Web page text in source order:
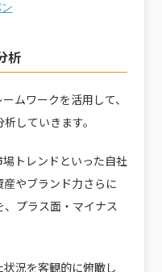
析
ムワークを活用して、
していきます。
トレンドといった自社
やブランド力さらに
プラス面・マイナス
況を客観的に俯瞰し